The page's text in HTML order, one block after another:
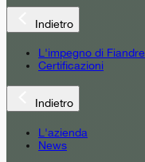
Indietro
L'impegno di Fiandre
Certificazioni
Indietro
L'azienda
News